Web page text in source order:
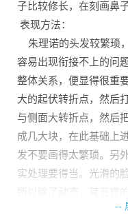
子比较修长，在刻画鼻
表现方法：
朱理诺的头发较繁琐
容易出现衔接不上的问
整体关系，便显得很重
大的起伏转折点，然后
与侧面大转折点，然后
成几大块，在此基础上
发不要画得太繁琐。另
实处理要得当。光滑的
多画明暗和肌肉，因为
--